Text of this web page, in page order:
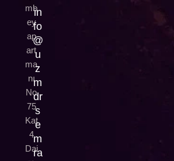
mb
ey
ap
art
ma
nı
No
75
Kat
4
Dai
in
fo
@
u
z
m
dr
s
e
m
ra